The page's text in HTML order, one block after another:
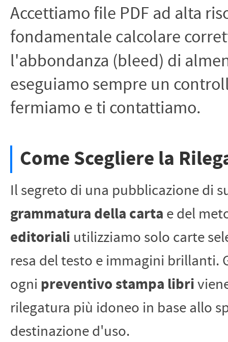
Accettiamo file PDF ad alta
fondamentale calcolare
l'abbondanza (bleed) di
eseguiamo sempre un
fermiamo e ti contattiamo.
Come Scegliere la
Il segreto di una pubblicazione di
grammatura della carta e del
editoriali utilizziamo solo carte
resa del testo e immagini brillanti.
ogni preventivo stampa libri
rilegatura più idoneo in base allo
destinazione d'uso.